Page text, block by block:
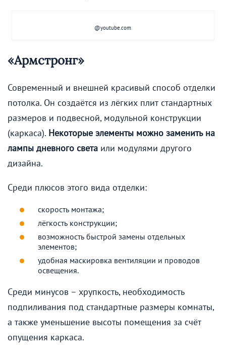
@youtube.com
«Армстронг»
Современный и внешней красивый способ отделки
потолка. Он создаётся из лёгких плит стандартных
размеров и подвесной, модульной конструкции
(каркаса). Некоторые элементы можно заменить на
лампы дневного света или модулями другого
дизайна.
Среди плюсов этого вида отделки:
скорость монтажа;
лёгкость конструкции;
возможность быстрой замены отдельных
элементов;
удобная маскировка вентиляции и проводов
освещения.
Среди минусов – хрупкость, необходимость
подпиливания под стандартные размеры комнаты,
а также уменьшение высоты помещения за счёт
опущения каркаса.